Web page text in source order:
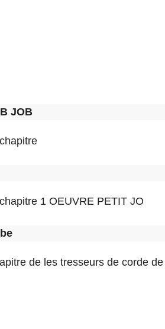
JOB
1 OEUVRE PETIT JO
de les tresseurs de corde de